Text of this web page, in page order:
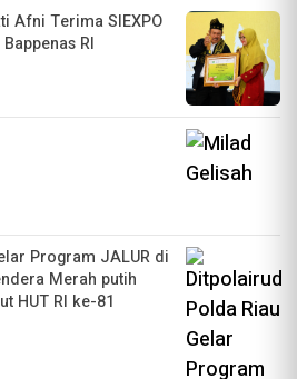
Afni Terima SIEXPO
RI
Program JALUR di
Merah putih
HUT RI ke-81